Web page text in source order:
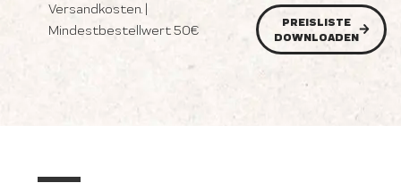
Versandkosten. |
Mindestbestellwert 50€
PREISLISTE
DOWNLOADEN